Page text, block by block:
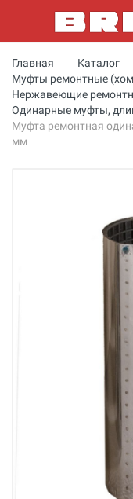
Главная
Каталог
Муфты ремонтные
Нержавеющие
Одинарные муфты,
Муфта ремонтная
мм